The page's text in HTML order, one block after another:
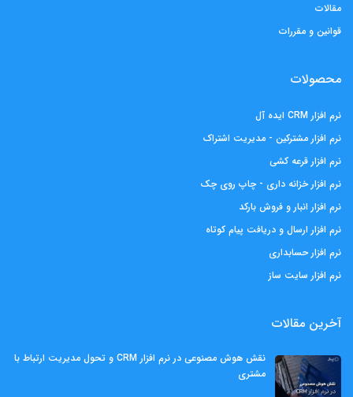
مقالات
قوانین و مقررات
محصولات
نرم افزار CRM ایده آل
نرم افزار مشترکین - مدیریت اشتراک
نرم افزار قرعه کشی
نرم افزار خزانه داری - چاپ روی چک
نرم افزار انبار و فروش بارکد
نرم افزار ارسال و دریافت پیام کوتاه
نرم افزار حسابداری
نرم افزار سایت ساز
آخرین مقالات
نقش هوش مصنوعی در نرم افزار CRM و تحول مدیریت ارتباط با
مشتری